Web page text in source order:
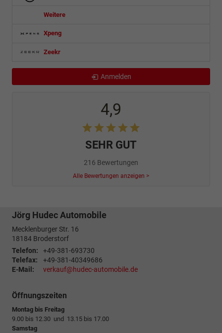
Weitere
Xpeng
Zeekr
Anmelden
4,9
SEHR GUT
216 Bewertungen
Alle Bewertungen anzeigen >
Jörg Hudec Automobile
Mecklenburger Str. 16
18184 Broderstorf
Telefon:
+49-381-693730
Telefax:
+49-381-40349686
E-Mail:
verkauf@hudec-automobile.de
Öffnungszeiten
Montag bis Freitag
9.00 bis 12.30 und 13.15 bis 17.00
Samstag